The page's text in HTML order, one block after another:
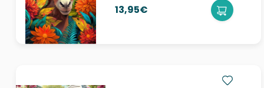
13,95€